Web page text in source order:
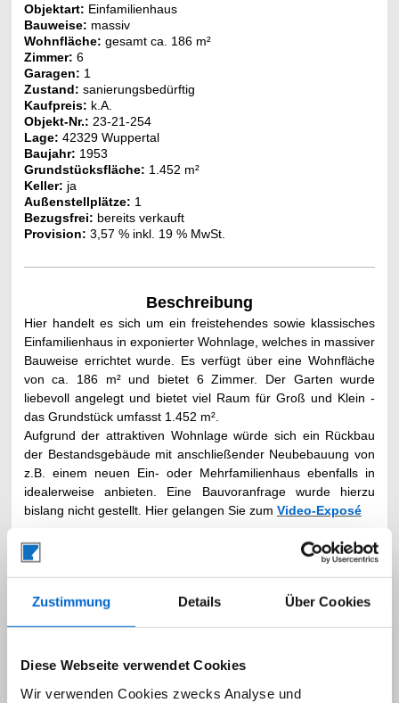
Zustimmung Details Über Cookies
Diese Webseite verwendet Cookies
Wir verwenden Cookies zwecks Analyse und
Objektart: Einfamilienhaus
Bauweise: massiv
Wohnfläche: gesamt ca. 186 m²
Zimmer: 6
Garagen: 1
Zustand: sanierungsbedürftig
Kaufpreis: k.A.
Objekt-Nr.: 23-21-254
Lage: 42329 Wuppertal
Baujahr: 1953
Grundstücksfläche: 1.452 m²
Keller: ja
Außenstellplätze: 1
Bezugsfrei: bereits verkauft
Provision: 3,57 % inkl. 19 % MwSt.
Beschreibung
Hier handelt es sich um ein freistehendes sowie klassisches
Einfamilienhaus in exponierter Wohnlage, welches in massiver
Bauweise errichtet wurde. Es verfügt über eine Wohnfläche
von ca. 186 m²und bietet 6 Zimmer. Der Garten wurde
liebevoll angelegt und bietet viel Raum für Groß und Klein -
das Grundstück umfasst 1.452 m².
Aufgrund der attraktiven Wohnlage würde sich ein Rückbau
der Bestandsgebäude mit anschließender Neubebauung von
z.B. einem neuen Ein- oder Mehrfamilienhaus ebenfalls in
idealerweise anbieten. Eine Bauvoranfrage wurde hierzu
bislang nicht gestellt. Hier gelangen Sie zum Video-Exposé
Ausstattung
Tageslicht-Gäste-WC, Vollkeller, Gas-Zentralheizung inkl.
Warmwasser Bj. 1989, 1 Garage sowie 1 Außenstellplatz sind